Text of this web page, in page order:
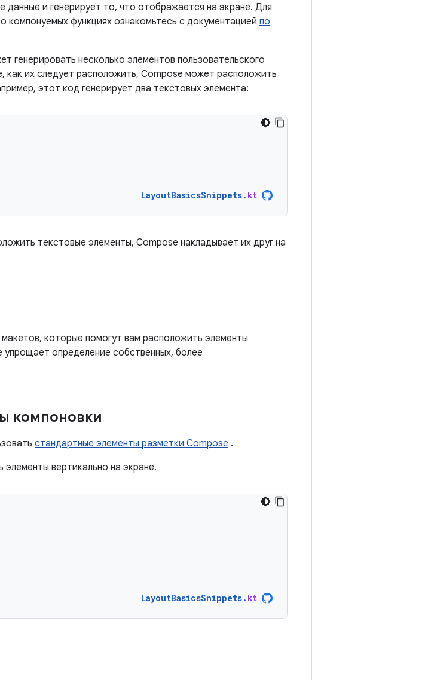
и генерирует то, что отображается на экране. Для
компонуемых функциях ознакомьтесь с документацией по
генерировать несколько элементов пользовательского
как их следует расположить, Compose может расположить
этот код генерирует два текстовых элемента:
LayoutBasicsSnippets. kt
текстовые элементы, Compose накладывает их друг на
которые помогут вам расположить элементы
определение собственных, более
компоновки
стандартные элементы разметки Compose .
вертикально на экране.
LayoutBasicsSnippets. kt